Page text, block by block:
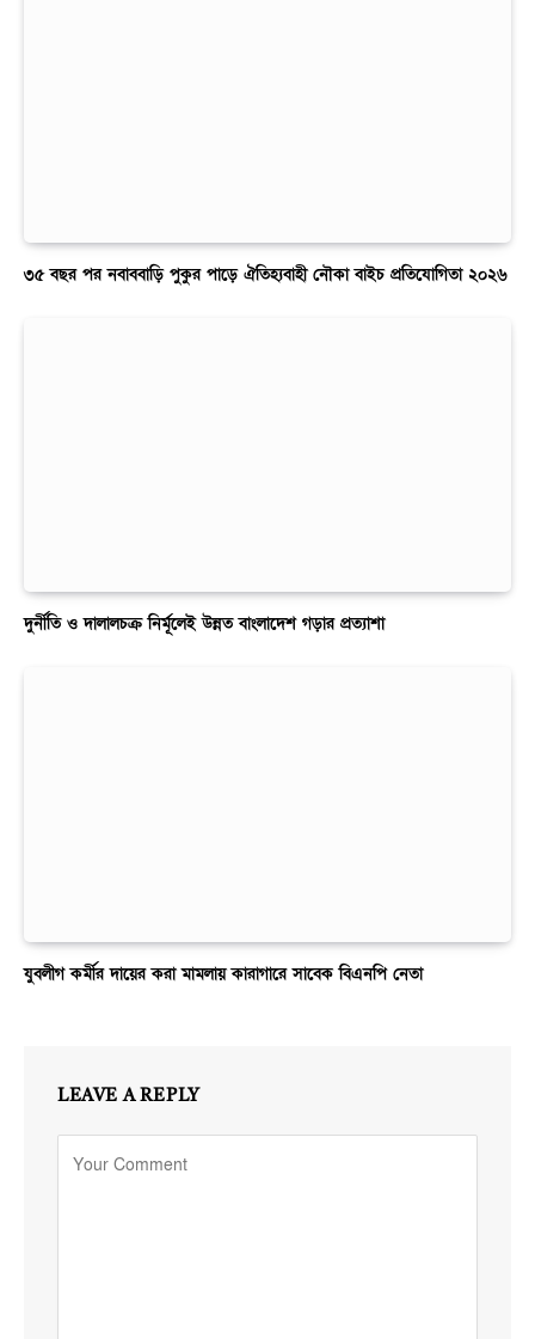
৩৫ বছর পর নবাববাড়ি পুকুর পাড়ে ঐতিহ্যবাহী নৌকা বাইচ প্রতিযোগিতা ২০২৬
দুর্নীতি ও দালালচক্র নির্মূলেই উন্নত বাংলাদেশ গড়ার প্রত্যাশা
যুবলীগ কর্মীর দায়ের করা মামলায় কারাগারে সাবেক বিএনপি নেতা
LEAVE A REPLY